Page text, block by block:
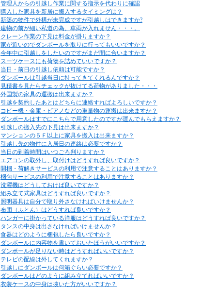
管理人からの引越し作業に関する指示を代わりに確認
購入した家具を新居に搬入するタイミングは？
新築の物件で外構が未完成ですが引越しはできますか?
建物の前が細い私道の為、車両が入れません・・・。
クレーン作業の下見は料金が掛りますか？
家が近いのでダンボールを取りに行ってもいいですか？
今年中に引越しをしたいのですがまだ間に合いますか？
スーツケースにも荷物を詰めていいですか？
当日・前日の引越し依頼は可能ですか？
ダンボールは引越当日に持ってきてくれるんですか？
見積書を見たらチェックが抜けてる荷物がありました・・・
外国製の家具の運搬は出来ますか？
引越を契約したあとはどちらに連絡すればよろしいですか？
コピー機・金庫・ピアノなどの重量物の運搬は出来ますか？
ダンボールはすでにこちらで用意したのですが運んでもらえますか？
引越しの搬入先の下見は出来ますか？
マンションの５Ｆ以上に家具を搬入は出来ますか？
引越し先の物件に入居日の連絡は必要ですか？
当日の到着時間はいつごろ判りますか？
エアコンの取外し、取付けはどうすれば良いですか？
開梱・荷解きサービスの利用で注意することはありますか？
梱包サービスの利用で注意することはありますか？
洗濯機はどうしておけば良いですか？
組み立て式家具はどうすれば良いですか？
照明器具は自分で取り外さなければいけませんか？
布団（ふとん）はどうすれば良いですか？
ハンガーに掛かっている洋服はどうすれば良いですか？
タンスの中身は出さなければいけませんか？
食器はどのように梱包したら良いですか？
ダンボールに内容物を書いておいたほうがいいですか？
ダンボールが足りない時はどうすればいいですか？
テレビの配線は外してくれますか？
引越しにダンボールは何箱ぐらい必要ですか？
ダンボールはどのように組み立てればいいですか？
衣装ケースの中身は抜いた方がいいですか？